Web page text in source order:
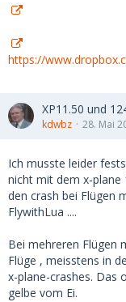
https://
XP11.50 und
kdwbz 28. Mai
Ich musste leider
nicht mit dem x-plane
den crash bei Flügen
FlywithLua ....
Bei mehreren Flügen
Flüge , meisstens in
x-plane-crashes. Das
gelbe vom Ei.